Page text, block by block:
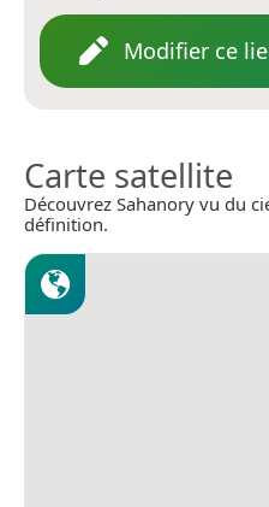
Modifier ce
Carte satellite
Découvrez Sahanory vu du
définition.